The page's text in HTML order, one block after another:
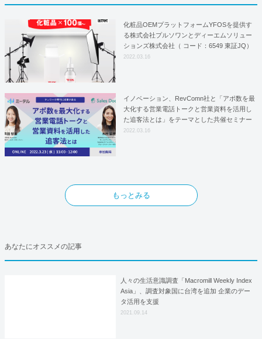
化粧品OEMプラットフォームYFOSを提供す
る株式会社プルソワンとディーエムソリュー
ションズ株式会社（ コード：6549 東証JQ）
はYFOSにおけるロジスティクスパートナー
2022.03.16
イノベーション、RevComn社と「アポ数を最
大化する営業電話トークと営業資料を活用し
た追客法とは」をテーマとした共催セミナー
を開催！
2022.03.16
もっとみる
あなたにオススメの記事
人々の生活意識調査「Macromill Weekly Index
Asia」、調査対象国に台湾を追加 企業のデー
タ活用を支援
2021.09.14